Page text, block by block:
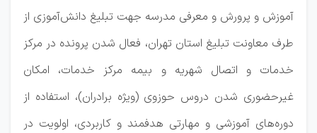
آموزش و پرورش و معرفی مدرسه جهت تبلیغ دانش‌آموزی از
طرف معاونت تبلیغ استان تهران، فعال شدن پرونده در مرکز
خدمات و اتصال شهریه و بیمه مرکز خدمات، امکان
غیرحضوری شدن دروس حوزوی (ویژه برادران)، استفاده از
دوره‌های آموزشی و مهارتی هدفمند و کاربردی، اولویت در